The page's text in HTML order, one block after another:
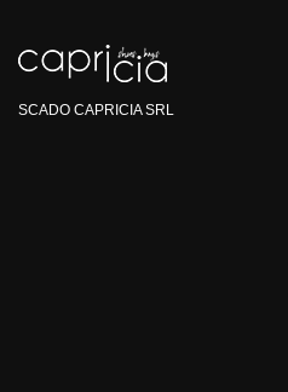
SCADO CAPRICIA SRL